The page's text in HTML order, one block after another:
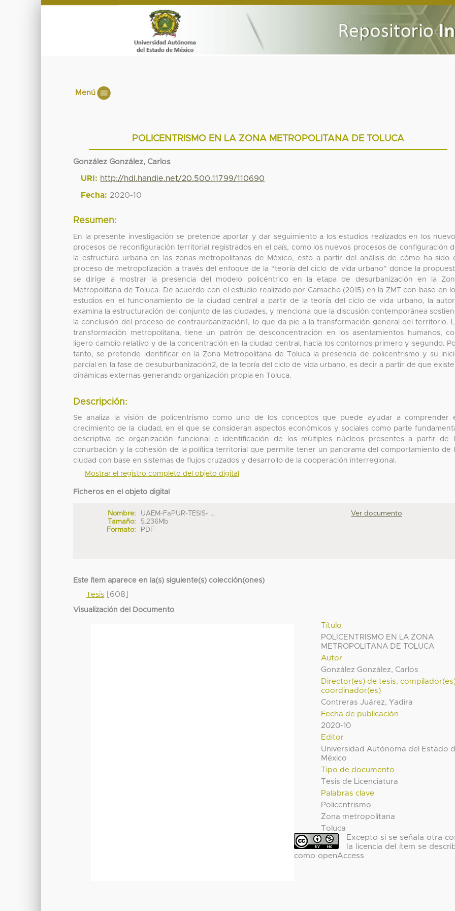
Menú
POLICENTRISMO EN LA ZONA METROPOLITANA DE TOLUCA
González González, Carlos
URI: http://hdl.handle.net/20.500.11799/110690
Fecha: 2020-10
Resumen:
En la presente investigación se pretende aportar y dar seguimiento a los estudios realizados en los
procesos de reconfiguración territorial registrados en el país, como los nuevos procesos de configuración
la estructura urbana en las zonas metropolitanas de México, esto a partir del análisis de cómo ha sido
proceso de metropolización a través del enfoque de la “teoría del ciclo de vida urbano” donde la
se dirige a mostrar la presencia del modelo policéntrico en la etapa de desurbanización en la
Metropolitana de Toluca. De acuerdo con el estudio realizado por Camacho (2015) en la ZMT con base en
estudios en el funcionamiento de la ciudad central a partir de la teoría del ciclo de vida urbano, la
examina la estructuración del conjunto de las ciudades, y menciona que la discusión contemporánea
la conclusión del proceso de contraurbanización1, lo que da pie a la transformación general del territorio.
transformación metropolitana, tiene un patrón de desconcentración en los asentamientos humanos,
ligero cambio relativo y de la concentración en la ciudad central, hacia los contornos primero y segundo.
tanto, se pretende identificar en la Zona Metropolitana de Toluca la presencia de policentrismo y su
parcial en la fase de desuburbanización2, de la teoría del ciclo de vida urbano, es decir a partir de que
dinámicas externas generando organización propia en Toluca.
Descripción:
Se analiza la visión de policentrismo como uno de los conceptos que puede ayudar a comprender
crecimiento de la ciudad, en el que se consideran aspectos económicos y sociales como parte
descriptiva de organización funcional e identificación de los múltiples núcleos presentes a partir de
conurbación y la cohesión de la política territorial que permite tener un panorama del comportamiento de
ciudad con base en sistemas de flujos cruzados y desarrollo de la cooperación interregional.
Mostrar el registro completo del objeto digital
Ficheros en el objeto digital
Nombre:
UAEM-FaPUR-TESIS- ...
Tamaño:
5.236Mb
Formato:
PDF
Ver documento
Este ítem aparece en la(s) siguiente(s) colección(ones)
Tesis [608]
Visualización del Documento
Título
POLICENTRISMO EN LA ZONA
METROPOLITANA DE TOLUCA
Autor
González González, Carlos
Director(es) de tesis,
coordinador(es)
Contreras Juárez, Yadira
Fecha de publicación
2020-10
Editor
Universidad Autónoma del Estado
México
Tipo de documento
Tesis de Licenciatura
Palabras clave
Policentrismo
Zona metropolitana
Toluca
Excepto si se señala otra
la licencia del ítem se
como openAccess